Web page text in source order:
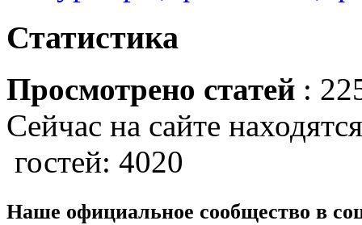
Статистика
Просмотрено статей :
Сейчас на сайте
гостей: 4020
Наше официальное сообщество в